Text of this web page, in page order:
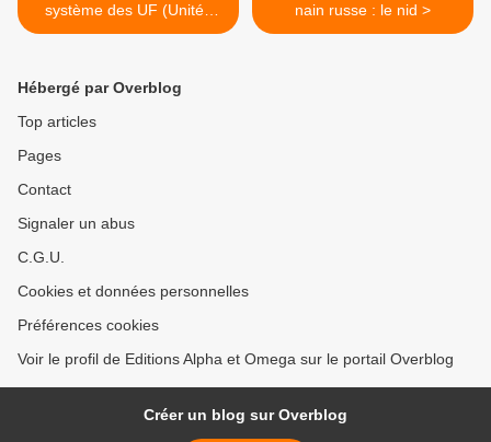
système des UF (Unités
Fourragères)
nain russe : le nid >
Hébergé par Overblog
Top articles
Pages
Contact
Signaler un abus
C.G.U.
Cookies et données personnelles
Préférences cookies
Voir le profil de Editions Alpha et Omega sur le portail Overblog
Créer un blog sur Overblog